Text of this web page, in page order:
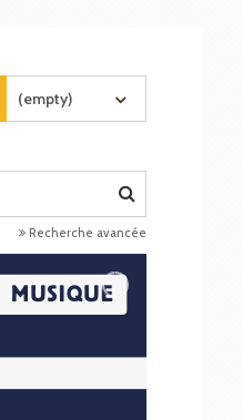
(empty)
Recherche avancée